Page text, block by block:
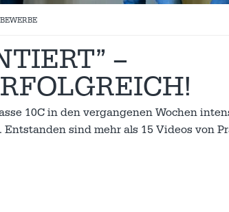
–
10C in den vergangenen Wochen
sind mehr als 15 Videos von